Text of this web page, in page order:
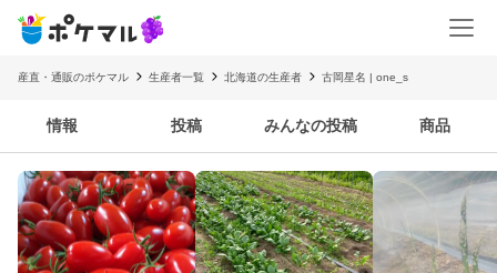
産直・通販のポケマル 生産者一覧 北海道の生産者 古岡星名 | one_s
情報 投稿 みんなの投稿 商品